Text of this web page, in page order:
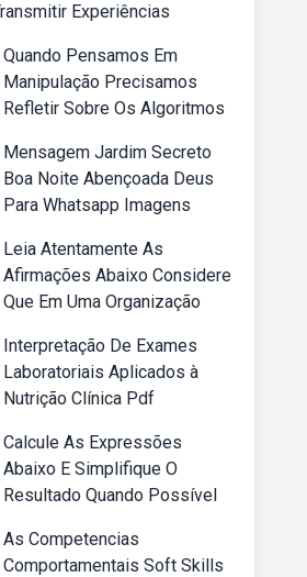
Experiências
Quando Pensamos Em
Manipulação Precisamos
Refletir Sobre Os Algoritmos
Mensagem Jardim Secreto
Boa Noite Abençoada Deus
Para Whatsapp Imagens
Leia Atentamente As
Afirmações Abaixo Considere
Que Em Uma Organização
Interpretação De Exames
Laboratoriais Aplicados à
Nutrição Clínica Pdf
Calcule As Expressões
Abaixo E Simplifique O
Resultado Quando Possível
As Competencias
Comportamentais Soft Skills